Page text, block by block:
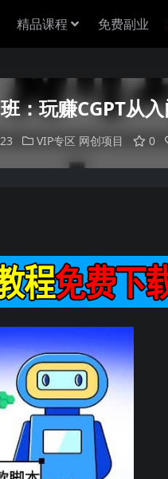
精品课程 免费副业
：玩赚CGPT从
VIP专区 网创项目 0